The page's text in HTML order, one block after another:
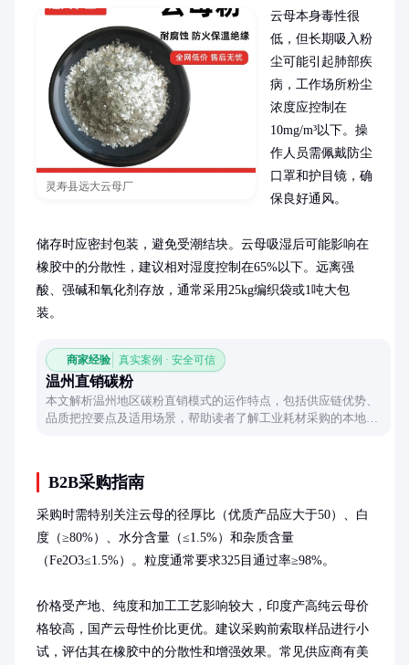
灵寿县远大云母厂
云母本身毒性很
低，但长期吸入粉
尘可能引起肺部疾
病，工作场所粉尘
浓度应控制在
10mg/m³以下。操
作人员需佩戴防尘
口罩和护目镜，确
保良好通风。
储存时应密封包装，避免受潮结块。云母吸湿后可能影响在
橡胶中的分散性，建议相对湿度控制在65%以下。远离强
酸、强碱和氧化剂存放，通常采用25kg编织袋或1吨大包
装。
商家经验 真实案例 · 安全可信
温州直销碳粉
本文解析温州地区碳粉直销模式的运作特点，包括供应链优势、
品质把控要点及适用场景，帮助读者了解工业耗材采购的本地化
B2B采购指南
采购时需特别关注云母的径厚比（优质产品应大于50）、白
度（≥80%）、水分含量（≤1.5%）和杂质含量
（Fe2O3≤1.5%）。粒度通常要求325目通过率≥98%。
价格受产地、纯度和加工工艺影响较大，印度产高纯云母价
格较高，国产云母性价比更优。建议采购前索取样品进行小
试，评估其在橡胶中的分散性和增强效果。常见供应商有美